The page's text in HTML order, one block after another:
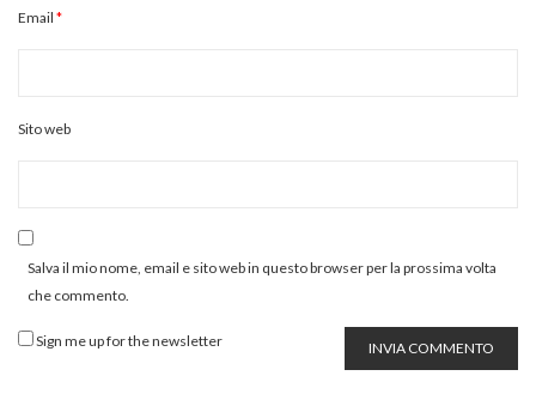
Email *
Sito web
Salva il mio nome, email e sito web in questo browser per la prossima volta
che commento.
INVIA COMMENTO
Sign me up for the newsletter